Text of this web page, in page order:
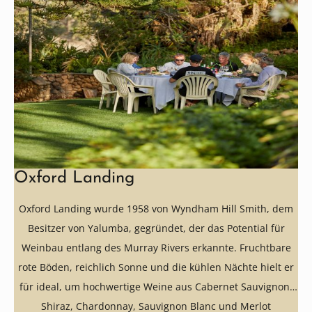
Oxford Landing
Oxford Landing wurde 1958 von Wyndham Hill Smith, dem
Besitzer von Yalumba, gegründet, der das Potential für
Weinbau entlang des Murray Rivers erkannte. Fruchtbare
rote Böden, reichlich Sonne und die kühlen Nächte hielt er
für ideal, um hochwertige Weine aus Cabernet Sauvignon,
Shiraz, Chardonnay, Sauvignon Blanc und Merlot